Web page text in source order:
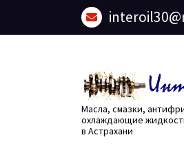
Масла, смазки,
охлаждающие
в Астрахани